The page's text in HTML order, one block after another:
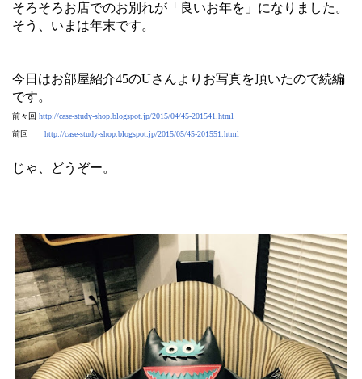
そろそろお店でのお別れが「良いお年を」になりました。
そう、いまは年末です。
今日はお部屋紹介45のUさんよりお写真を頂いたので続編
です。
前々回 http://case-study-shop.blogspot.jp/2015/04/45-201541.html
前回 http://case-study-shop.blogspot.jp/2015/05/45-201551.html
じゃ、どうぞー。